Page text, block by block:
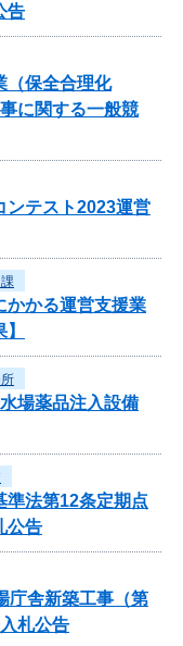
告
（保全合理化
に関する一般競
ンテスト2023運営
かかる運営支援業
場薬品注入設備
準法第12条定期点
公告
庁舎新築工事（第
札公告